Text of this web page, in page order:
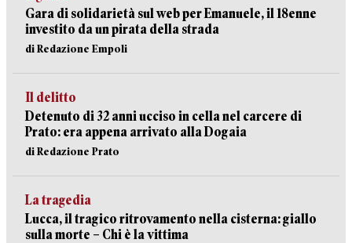
Gara di solidarietà sul web per Emanuele, il 18enne
investito da un pirata della strada
di Redazione Empoli
Il delitto
Detenuto di 32 anni ucciso in cella nel carcere di
Prato: era appena arrivato alla Dogaia
di Redazione Prato
La tragedia
Lucca, il tragico ritrovamento nella cisterna: giallo
sulla morte – Chi è la vittima